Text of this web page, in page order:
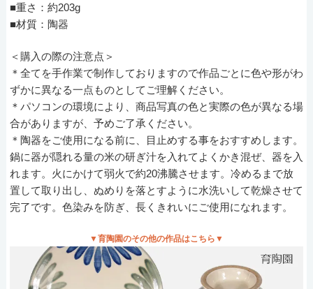
■重さ：約203g
■材質：陶器
＜購入の際の注意点＞
＊全てを手作業で制作しておりますので作品ごとに色や形がわ
ずかに異なる一点ものとしてご理解ください。
＊パソコンの環境により、商品写真の色と実際の色が異なる場
合がありますが、予めご了承ください。
＊陶器をご使用になる前に、目止めする事をおすすめします。
鍋に器が隠れる量の米の研ぎ汁を入れてよくかき混ぜ、器を入
れます。火にかけて弱火で約20沸騰させます。冷めるまで放
置して取り出し、ぬめりを落とすように水洗いして乾燥させて
完了です。色染みを防ぎ、長くきれいにご使用になれます。
▼育陶園のその他の作品はこちら▼